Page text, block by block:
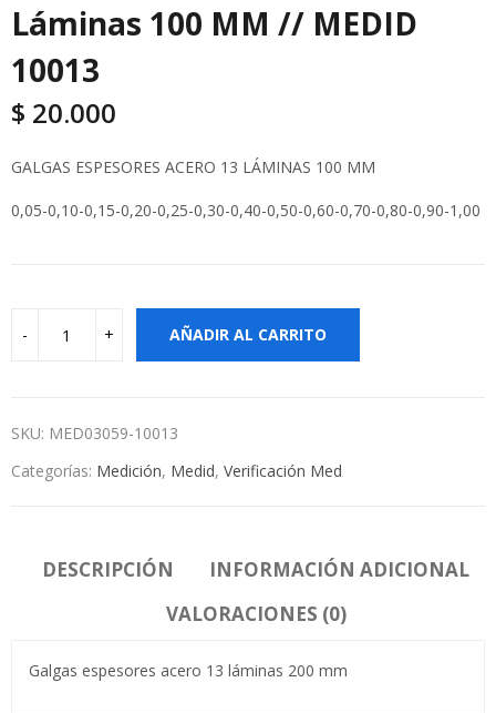
Láminas 100 MM // MEDID
10013
$ 20.000
GALGAS ESPESORES ACERO 13 LÁMINAS 100 MM
0,05-0,10-0,15-0,20-0,25-0,30-0,40-0,50-0,60-0,70-0,80-0,90-1,00
AÑADIR AL CARRITO
SKU: MED03059-10013
Categorías: Medición, Medid, Verificación Med
DESCRIPCIÓN
INFORMACIÓN ADICIONAL
VALORACIONES (0)
Galgas espesores acero 13 láminas 200 mm